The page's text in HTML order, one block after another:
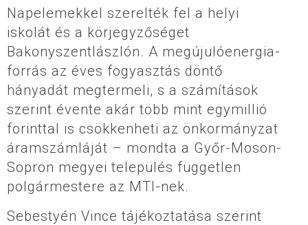
Napelemekkel szerelték fel a helyi
iskolát és a körjegyzőséget
Bakonyszentlászlón. A megújulóenergia-
forrás az éves fogyasztás döntő
hányadát megtermeli, s a számítások
szerint évente akár több mint egymillió
forinttal is csökkenheti az önkormányzat
áramszámláját – mondta a Győr-Moson-
Sopron megyei település független
polgármestere az MTI-nek.
Sebestyén Vince tájékoztatása szerint